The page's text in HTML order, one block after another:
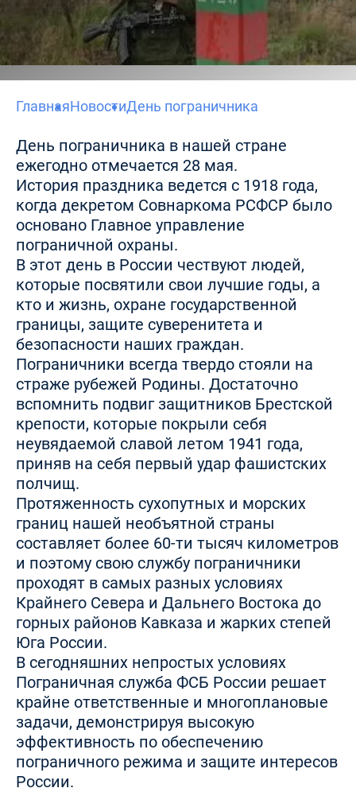
ГлавнаяНовостиДень пограничника
День пограничника в нашей стране
ежегодно отмечается 28 мая.
История праздника ведется с 1918 года,
когда декретом Совнаркома РСФСР было
основано Главное управление
пограничной охраны.
В этот день в России чествуют людей,
которые посвятили свои лучшие годы, а
кто и жизнь, охране государственной
границы, защите суверенитета и
безопасности наших граждан.
Пограничники всегда твердо стояли на
страже рубежей Родины. Достаточно
вспомнить подвиг защитников Брестской
крепости, которые покрыли себя
неувядаемой славой летом 1941 года,
приняв на себя первый удар фашистских
полчищ.
Протяженность сухопутных и морских
границ нашей необъятной страны
составляет более 60-ти тысяч километров
и поэтому свою службу пограничники
проходят в самых разных условиях
Крайнего Севера и Дальнего Востока до
горных районов Кавказа и жарких степей
Юга России.
В сегодняшних непростых условиях
Пограничная служба ФСБ России решает
крайне ответственные и многоплановые
задачи, демонстрируя высокую
эффективность по обеспечению
пограничного режима и защите интересов
России.